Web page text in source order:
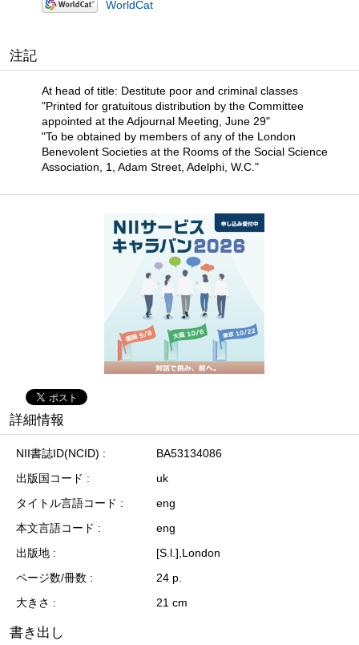
WorldCat
注記
At head of title: Destitute poor and criminal classes
"Printed for gratuitous distribution by the Committee
appointed at the Adjournal Meeting, June 29"
"To be obtained by members of any of the London
Benevolent Societies at the Rooms of the Social Science
Association, 1, Adam Street, Adelphi, W.C."
詳細情報
NII書誌ID(NCID)
BA53134086
出版国コード
uk
タイトル言語コード
eng
本文言語コード
eng
出版地
[S.l.],London
ページ数/冊数
24 p.
大きさ
21 cm
書き出し